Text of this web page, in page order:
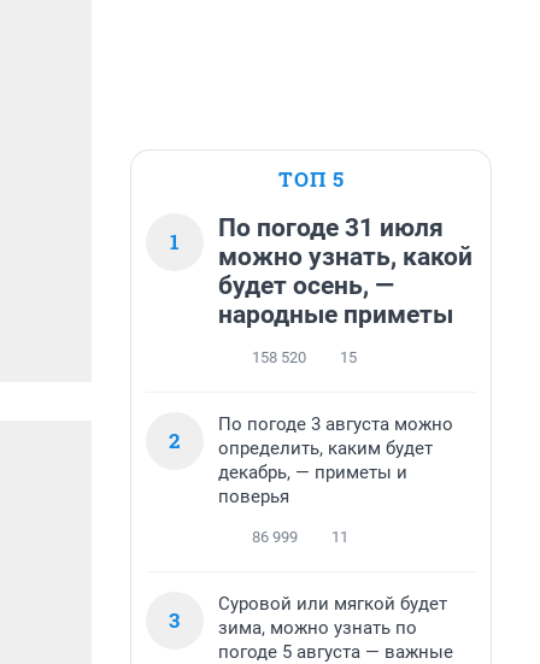
ТОП 5
1
По погоде 31 июля
можно узнать, какой
будет осень, —
народные приметы
158 520 15
2
По погоде 3 августа можно
определить, каким будет
декабрь, — приметы и
поверья
86 999 11
3
Суровой или мягкой будет
зима, можно узнать по
погоде 5 августа — важные